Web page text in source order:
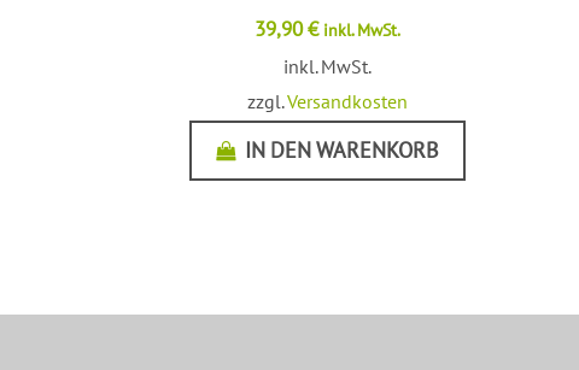
39,90€ inkl. MwSt.
inkl. MwSt.
zzgl.Versandkosten
IN DEN WARENKORB